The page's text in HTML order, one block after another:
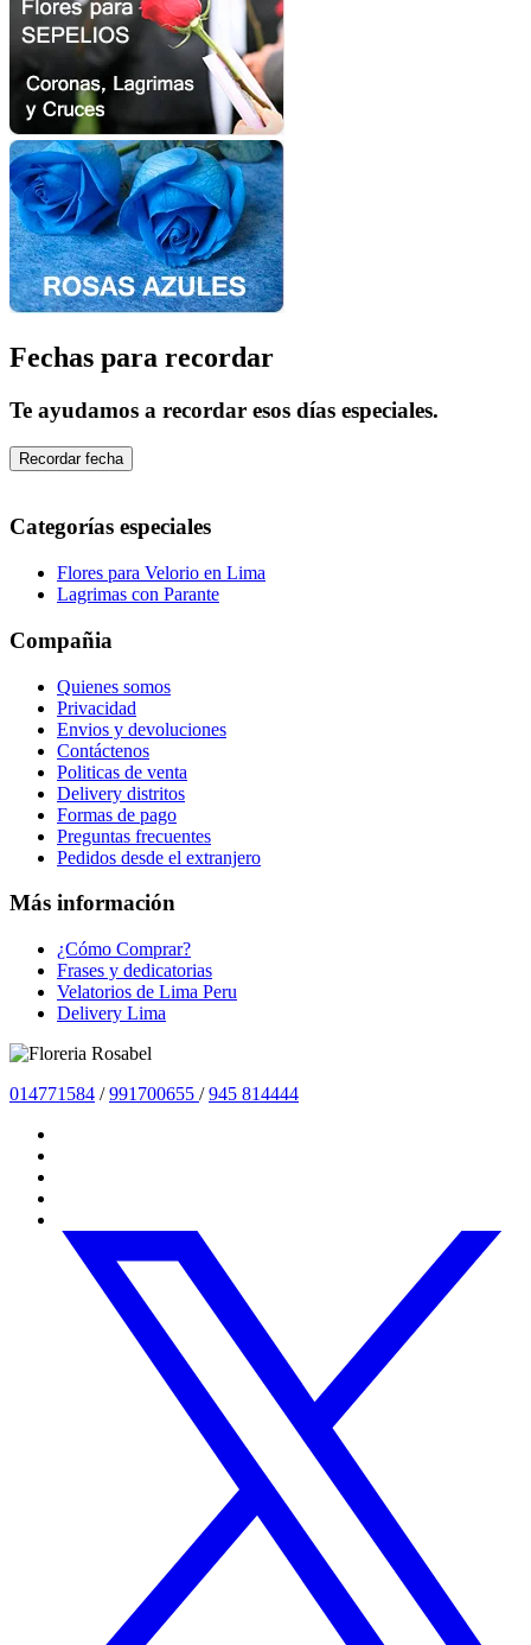
Fechas para recordar
Te ayudamos a recordar esos días especiales.
Recordar fecha
Categorías especiales
Flores para Velorio en Lima
Lagrimas con Parante
Compañia
Quienes somos
Privacidad
Envios y devoluciones
Contáctenos
Politicas de venta
Delivery distritos
Formas de pago
Preguntas frecuentes
Pedidos desde el extranjero
Más información
¿Cómo Comprar?
Frases y dedicatorias
Velatorios de Lima Peru
Delivery Lima
014771584 /991700655 /945 814444